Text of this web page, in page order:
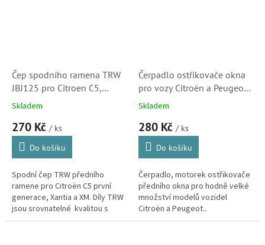
Čep spodního ramena TRW
JBJ125 pro Citroen C5,
Xantia a XM (364028,
Skladem
270 Kč / ks
Do košíku
Spodní čep TRW předního
ramene pro Citroën C5 první
generace, Xantia a XM. Díly TRW
jsou srovnatelné kvalitou s
originálem. Značka TRW je
Čerpadlo ostřikovače okna
pro vozy Citroën a Peugeot
(643497, 15SKV032)
Skladem
280 Kč / ks
Do košíku
Čerpadlo, motorek ostřikovače
předního okna pro hodně velké
množství modelů vozidel
Citroën a Peugeot..